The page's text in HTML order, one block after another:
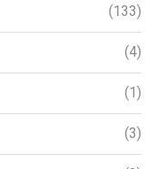
(133)
(4)
(1)
(3)